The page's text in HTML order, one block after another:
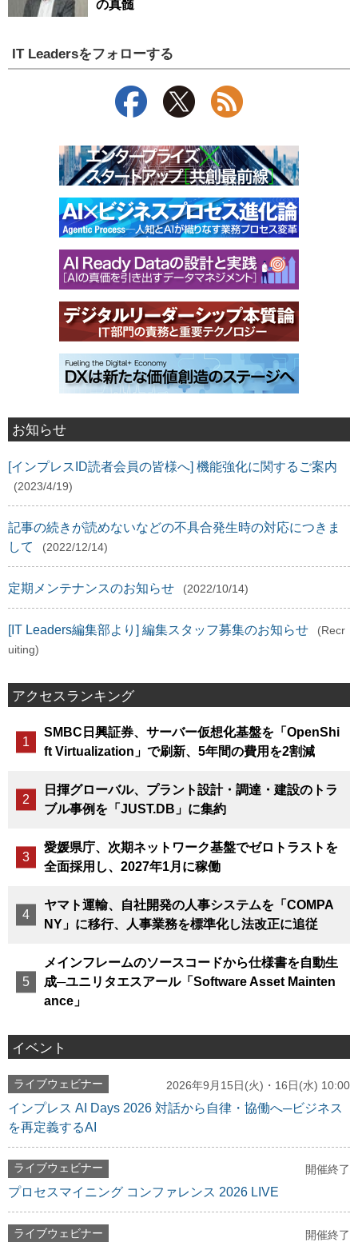
の真髄
IT Leadersをフォローする
お知らせ
[インプレスID読者会員の皆様へ] 機能強化に関するご案内
(2023/4/19)
記事の続きが読めないなどの不具合発生時の対応につきま
して
(2022/12/14)
定期メンテナンスのお知らせ (2022/10/14)
[IT Leaders編集部より] 編集スタッフ募集のお知らせ
(Recr
uiting)
アクセスランキング
SMBC日興証券、サーバー仮想化基盤を「OpenShi
ft Virtualization」で刷新、5年間の費用を2割減
日揮グローバル、プラント設計・調達・建設のトラ
ブル事例を「JUST.DB」に集約
愛媛県庁、次期ネットワーク基盤でゼロトラストを
全面採用し、2027年1月に稼働
ヤマト運輸、自社開発の人事システムを「COMPA
NY」に移行、人事業務を標準化し法改正に追従
メインフレームのソースコードから仕様書を自動生
成─ユニリタエスアール「Software Asset Mainten
ance」
イベント
ライブウェビナー 2026年9月15日(火)・16日(水) 10:00
インプレス AI Days 2026 対話から自律・協働へ─ビジネス
を再定義するAI
ライブウェビナー 開催終了
プロセスマイニング コンファレンス 2026 LIVE
ライブウェビナー 開催終了